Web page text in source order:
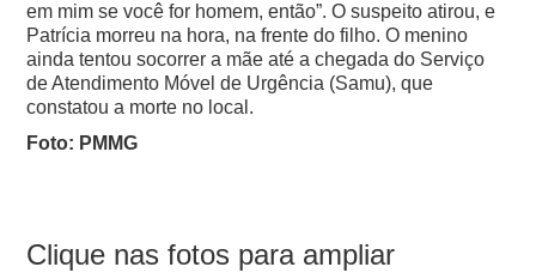
em mim se você for homem, então”. O suspeito atirou, e
Patrícia morreu na hora, na frente do filho.O menino
ainda tentou socorrer a mãe até a chegada do Serviço
de Atendimento Móvel de Urgência (Samu), que
constatou a morte no local.
Foto: PMMG
Clique nas fotos para ampliar